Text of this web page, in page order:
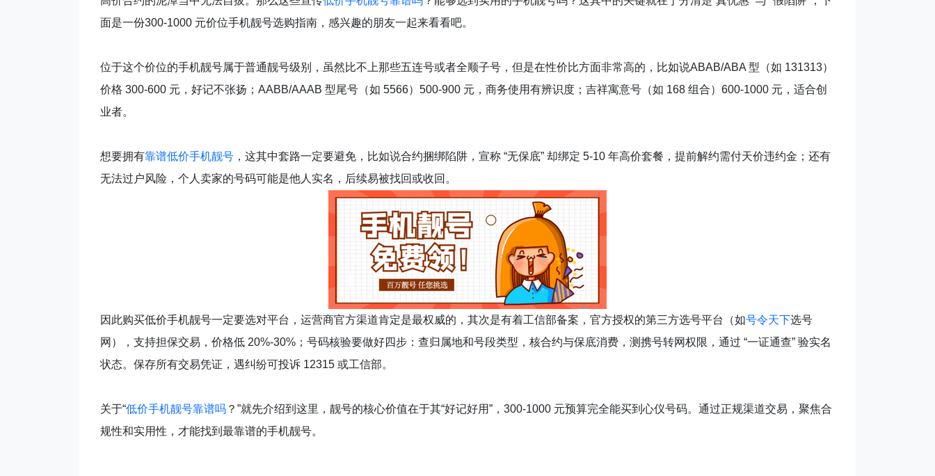
面是一份300-1000 元价位手机靓号选购指南，感兴趣的朋友一起来看看吧。
位于这个价位的手机靓号属于普通靓号级别，虽然比不上那些五连号或者全顺子号，但是在性价比方面非常高的，比如说ABAB/ABA 型（如 131313）
价格 300-600 元，好记不张扬；AABB/AAAB 型尾号（如 5566）500-900 元，商务使用有辨识度；吉祥寓意号（如 168 组合）600-1000 元，适合创
业者。
想要拥有靠谱低价手机靓号 ，这其中套路一定要避免，比如说合约捆绑陷阱，宣称 “无保底” 却绑定 5-10 年高价套餐，提前解约需付天价违约金；还有
无法过户风险，个人卖家的号码可能是他人实名，后续易被找回或收回。
因此购买低价手机靓号一定要选对平台，运营商官方渠道肯定是最权威的，其次是有着工信部备案，官方授权的第三方选号平台（如号令天下选号
网），支持担保交易，价格低 20%-30%；号码核验要做好四步：查归属地和号段类型，核合约与保底消费，测携号转网权限，通过 “一证通查” 验实名
状态。保存所有交易凭证，遇纠纷可投诉 12315 或工信部。
关于“低价手机靓号靠谱吗 ？”就先介绍到这里，靓号的核心价值在于其“好记好用”，300-1000 元预算完全能买到心仪号码。通过正规渠道交易，聚焦合
规性和实用性，才能找到最靠谱的手机靓号。